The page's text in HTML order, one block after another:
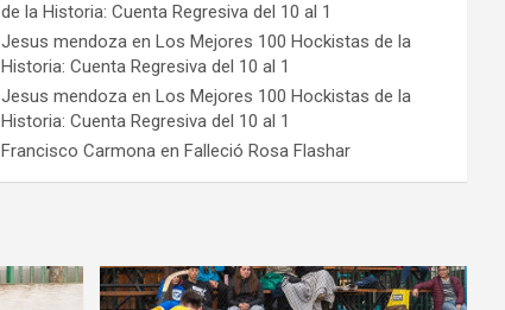
de la Historia: Cuenta Regresiva del 10 al 1
Jesus mendoza enLos Mejores 100 Hockistas de la
Historia: Cuenta Regresiva del 10 al 1
Jesus mendoza enLos Mejores 100 Hockistas de la
Historia: Cuenta Regresiva del 10 al 1
Francisco Carmona enFalleció Rosa Flashar